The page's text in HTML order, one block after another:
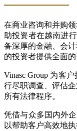
在商业咨询和并购
助投资者在越南进
备深厚的金融、会
的投资者提供全面的
Vinasc Group 为客
行尽职调查、评估
所有法律程序。
凭借与众多国内外
以帮助客户高效地